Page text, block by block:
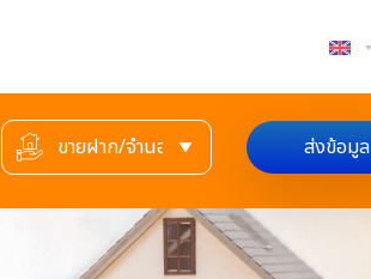
ส่งข้อมูล